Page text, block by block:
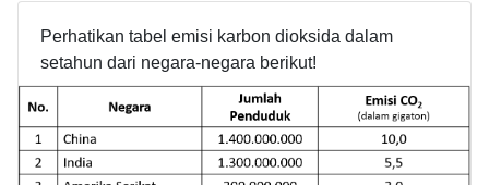
Perhatikan tabel emisi karbon dioksida dalam
setahun dari negara-negara berikut!